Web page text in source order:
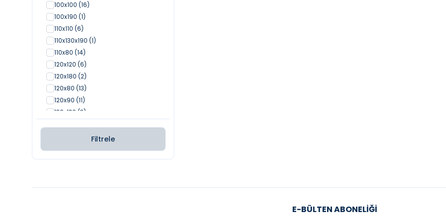
(30)
Mat Yeşil(23)
Mat Mint Yeşili
Burgonyo Bordosu
Mat Beyaz
Petrol Mavisi
Parlak Turuncu
Buz Mavisi
Mat Somon
Mat Kahve(23)
(5)
Şeftali Tüyü(9)
100x100 (16)
100x190 (1)
110x110 (6)
110x130x190 (1)
110x80 (14)
120x120 (6)
120x180 (2)
120x80 (13)
120x90 (11)
130x130 (3)
140x140(2)
Filtrele
E-BÜLTEN ABONELIĞI